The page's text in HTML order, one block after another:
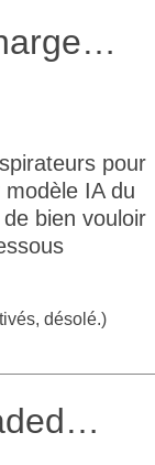
pour
IA du
bien vouloir
désolé.)